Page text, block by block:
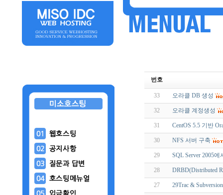
번호
33 오라클 DB 생성
32 오라클 계정생성
31 CentOS 5.5 기반
30 NFS 서버 구축
29 SQL Server 2005
28 DRBD(Distributed
27 29Trac &